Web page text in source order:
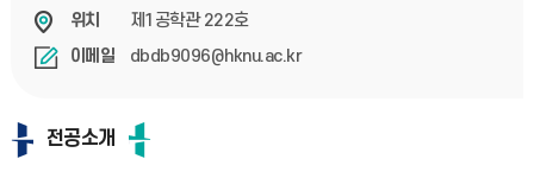
위치
제1공학관 222호
이메일
dbdb9096@hknu.ac.kr
전공소개